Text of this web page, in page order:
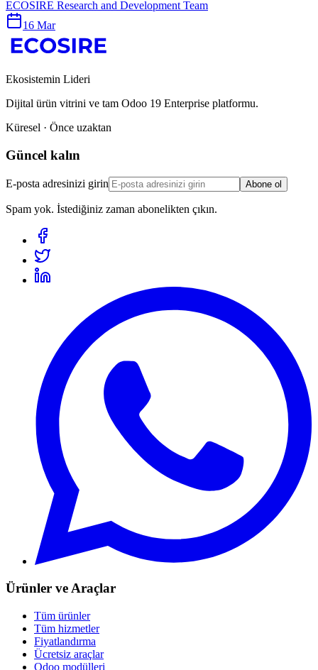
ECOSIRE Research and Development Team
16 Mar
Ekosistemin Lideri
Dijital ürün vitrini ve tam Odoo 19 Enterprise platformu.
Küresel · Önce uzaktan
Güncel kalın
E-posta adresinizi girin Abone ol
Spam yok. İstediğiniz zaman abonelikten çıkın.
Ürünler ve Araçlar
Tüm ürünler
Tüm hizmetler
Fiyatlandırma
Ücretsiz araçlar
Odoo modülleri